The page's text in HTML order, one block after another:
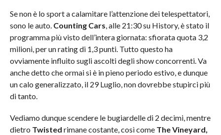
Se non è lo sport a calamitare l’attenzione dei telespettatori,
sono le auto. Counting Cars, alle 21:30 su History, è stato il
programma più visto dell’intera giornata: sfiorata quota 3,2
milioni, per un rating di 1,3 punti. Tutto questo ha
ovviamente influito sugli ascolti degli show concorrenti. Va
anche detto che ormai si è in pieno periodo estivo, e dunque
un calo generalizzato, il 29 Luglio, non dovrebbe stupirci più
di tanto.
Vediamo dunque scendere le bugiardelle di 2 decimi, mentre
dietro Twisted rimane costante, così come The Vineyard,